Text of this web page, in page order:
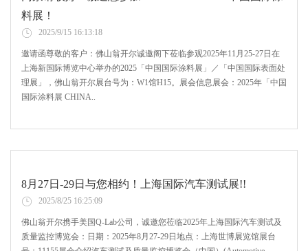
料展！
2025/9/15 16:13:18
邀请函尊敬的客户：佛山翁开尔诚邀阁下莅临参观2025年11月25-27日在
上海新国际博览中心举办的2025「中国国际涂料展」／「中国国际表面处
理展」，佛山翁开尔展台号为：W1馆H15。展会信息展会：2025年「中国
国际涂料展 CHINA..
8月27日-29日与您相约！上海国际汽车测试展!!
2025/8/25 16:25:09
佛山翁开尔携手美国Q-Lab公司，诚邀您莅临2025年上海国际汽车测试及
质量监控博览会：日期：2025年8月27-29日地点：上海世博展览馆展台